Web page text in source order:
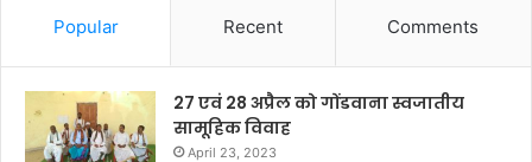
Popular Recent Comments
27 एवं 28 अप्रैल को गोंडवाना स्वजातीय
सामूहिक विवाह
April 23, 2023